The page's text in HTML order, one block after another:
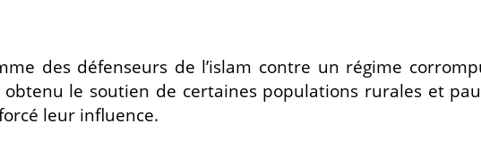
des défenseurs de l’islam contre un régime
le soutien de certaines populations rurales et
leur influence.